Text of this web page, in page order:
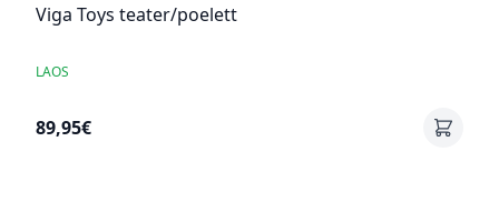
Viga Toys teater/poelett
LAOS
89,95€